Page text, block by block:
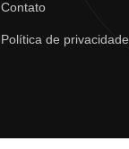
Contato
Política de privacidade